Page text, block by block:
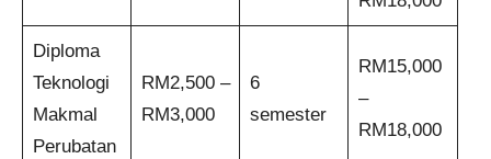
Diploma
Teknologi
Makmal
Perubatan
RM2,500 –
RM3,000
6
semester
RM15,000
–
RM18,000